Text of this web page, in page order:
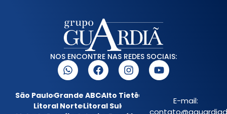
NOS ENCONTRE NAS REDES SOCIAIS:
São PauloGrande ABCAlto Tietê
Litoral NorteLitoral Sul
E-mail: